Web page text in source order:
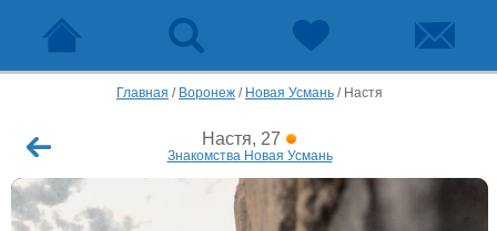
Главная / Воронеж / Новая Усмань / Настя
Настя, 27
Знакомства Новая Усмань